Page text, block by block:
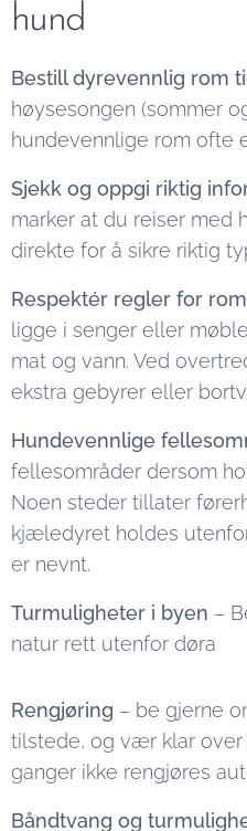
hund
Bestill dyrevennlig rom
høysesongen (sommer
hundevennlige rom ofte
Sjekk og oppgi riktig
marker at du reiser med
direkte for å sikre riktig
Respektér regler for
ligge i senger eller
mat og vann. Ved
ekstra gebyrer eller
Hundevennlige
fellesområder dersom
Noen steder tillater
kjæledyret holdes
er nevnt.
Turmuligheter i byen –
natur rett utenfor døra
Rengjøring – be gjerne
tilstede, og vær klar over
ganger ikke rengjøres
Båndtvang og